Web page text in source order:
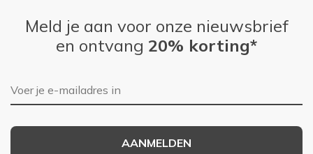
Meld je aan voor onze nieuwsbrief
en ontvang 20% korting*
E-mailadres
AANMELDEN